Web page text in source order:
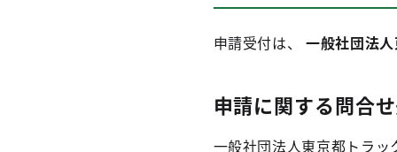
申請受付は、 一般社団法
申請に関する問合
一般社団法人東京都トラ